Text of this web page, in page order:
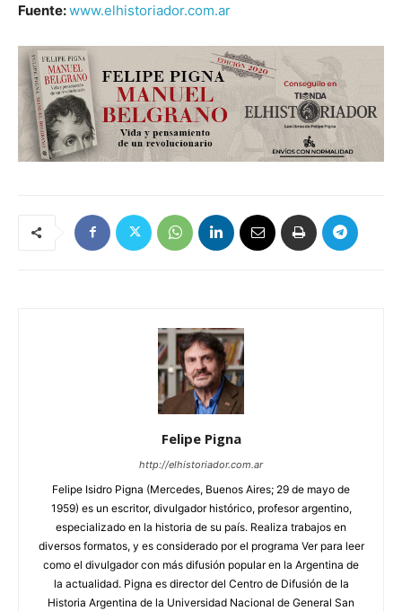
Fuente:www.elhistoriador.com.ar
Felipe Pigna
http://elhistoriador.com.ar
Felipe Isidro Pigna (Mercedes, Buenos Aires; 29 de mayo de
1959) es un escritor, divulgador histórico, profesor argentino,
especializado en la historia de su país. Realiza trabajos en
diversos formatos, y es considerado por el programa Ver para leer
como el divulgador con más difusión popular en la Argentina de
la actualidad. Pigna es director del Centro de Difusión de la
Historia Argentina de la Universidad Nacional de General San